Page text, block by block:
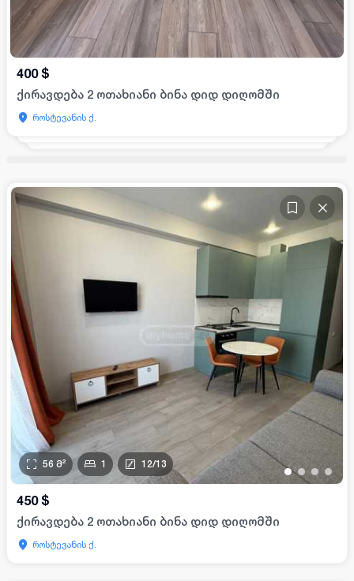
400 $
ქირავდება 2 ოთახიანი ბინა დიდ დიღომში
როსტევანის ქ.
•• • •
56 მ² 1 12/13
450 $
ქირავდება 2 ოთახიანი ბინა დიდ დიღომში
როსტევანის ქ.